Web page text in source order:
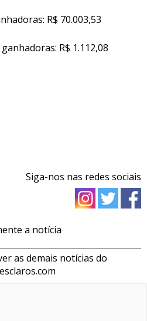
R$ 70.003,53
R$ 1.112,08
Siga-nos nas redes sociais
a notícia
as demais notícias do